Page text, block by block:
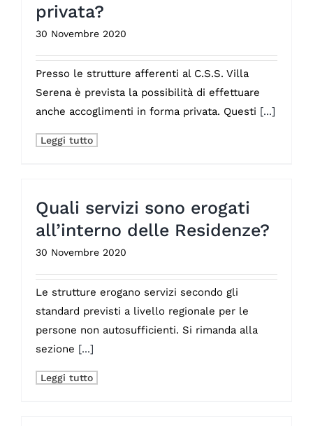
privata?
30 Novembre 2020
Presso le strutture afferenti al C.S.S. Villa
Serena è prevista la possibilità di effettuare
anche accoglimenti in forma privata. Questi [...]
Leggi tutto
Quali servizi sono erogati
all’interno delle Residenze?
30 Novembre 2020
Le strutture erogano servizi secondo gli
standard previsti a livello regionale per le
persone non autosufficienti. Si rimanda alla
sezione [...]
Leggi tutto